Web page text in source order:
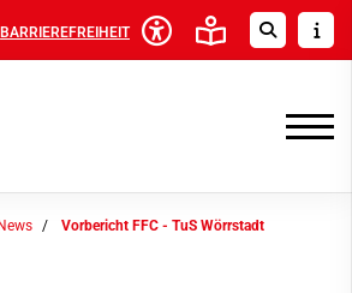
BARRIEREFREIHEIT
Vorbericht FFC - TuS Wörrstadt